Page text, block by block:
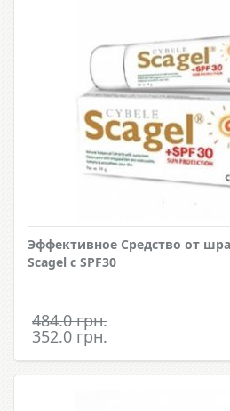
Эффективное Средство от
Scagel c SPF30
484.0 грн.
352.0 грн.